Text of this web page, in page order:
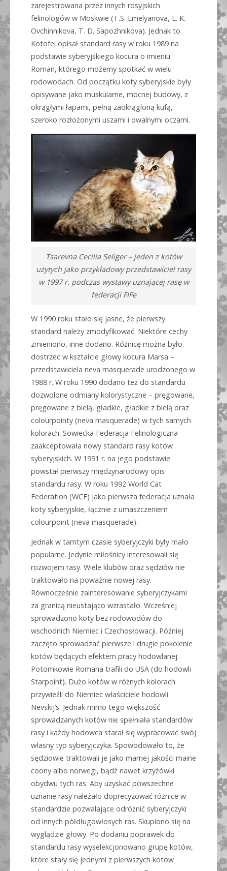
zarejestrowana przez innych rosyjskich
felinologów w Moskwie (T.S. Emelyanova, L. K.
Ovchinnikova, T. D. Sapozhnikova). Jednak to
Kotofei opisał standard rasy w roku 1989 na
podstawie syberyjskiego kocura o imieniu
Roman, którego możemy spotkać w wielu
rodowodach. Od początku koty syberyjskie były
opisywane jako muskularne, mocnej budowy, z
okrągłymi łapami, pełną zaokrągloną kufą,
szeroko rozłożonymi uszami i owalnymi oczami.
Tsarevna Cecilia Seliger – jeden z kotów
użytych jako przykładowy przedstawiciel rasy
w 1997 r. podczas wystawy uznającej rasę w
federacji FIFe
W 1990 roku stało się jasne, że pierwszy
standard należy zmodyfikować. Niektóre cechy
zmieniono, inne dodano. Różnicę można było
dostrzec w kształcie głowy kocura Marsa –
przedstawiciela neva masquerade urodzonego w
1988 r. W roku 1990 dodano też do standardu
dozwolone odmiany kolorystyczne – pręgowane,
pręgowane z bielą, gładkie, gładkie z bielą oraz
colourpointy (neva masquerade) w tych samych
kolorach. Sowiecka Federacja Felinologiczna
zaakceptowała nowy standard rasy kotów
syberyjskich. W 1991 r. na jego podstawie
powstał pierwszy międzynarodowy opis
standardu rasy. W roku 1992 World Cat
Federation (WCF) jako pierwsza federacja uznała
koty syberyjskie, łącznie z umaszczeniem
colourpoint (neva masquerade).
Jednak w tamtym czasie syberyjczyki były mało
popularne. Jedynie miłośnicy interesowali się
rozwojem rasy. Wiele klubów oraz sędziów nie
traktowało na poważnie nowej rasy.
Równocześnie zainteresowanie syberyjczykami
za granicą nieustająco wzrastało. Wcześniej
sprowadzono koty bez rodowodów do
wschodnich Niemiec i Czechosłowacji. Później
zaczęto sprowadzać pierwsze i drugie pokolenie
kotów będących efektem pracy hodowlanej.
Potomkowie Romana trafili do USA (do hodowli
Starpoint). Dużo kotów w różnych kolorach
przywieźli do Niemiec właściciele hodowli
Nevskij’s. Jednak mimo tego większość
sprowadzanych kotów nie spełniała standardów
rasy i każdy hodowca starał się wypracować swój
własny typ syberyjczyka. Spowodowało to, że
sędziowie traktowali je jako marnej jakości maine
coony albo norwegi, bądź nawet krzyżówki
obydwu tych ras. Aby uzyskać powszechne
uznanie rasy należało doprecyzować różnice w
standardzie pozwalające odróżnić syberyjczyki
od innych półdługowłosych ras. Skupiono się na
wyglądzie głowy. Po dodaniu poprawek do
standardu rasy wyselekcjonowano grupę kotów,
które stały się jednymi z pierwszych kotów